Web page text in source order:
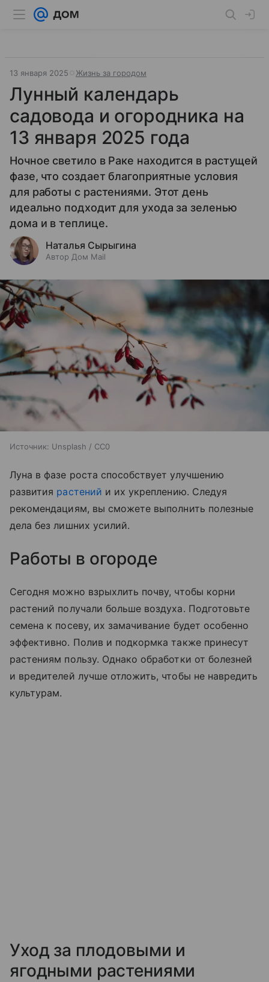
13 января 2025 Жизнь за городом
Лунный календарь
садовода и огородника на
13 января 2025 года
Ночное светило в Раке находится в растущей
фазе, что создает благоприятные условия
для работы с растениями. Этот день
идеально подходит для ухода за зеленью
дома и в теплице.
Наталья Сырыгина
Автор Дом Mail
Источник: Unsplash / CC0
Луна в фазе роста способствует улучшению
развития растений и их укреплению. Следуя
рекомендациям, вы сможете выполнить полезные
дела без лишних усилий.
Работы в огороде
Сегодня можно взрыхлить почву, чтобы корни
растений получали больше воздуха. Подготовьте
семена к посеву, их замачивание будет особенно
эффективно. Полив и подкормка также принесут
растениям пользу. Однако обработки от болезней
и вредителей лучше отложить, чтобы не навредить
культурам.
Уход за плодовыми и
ягодными растениями